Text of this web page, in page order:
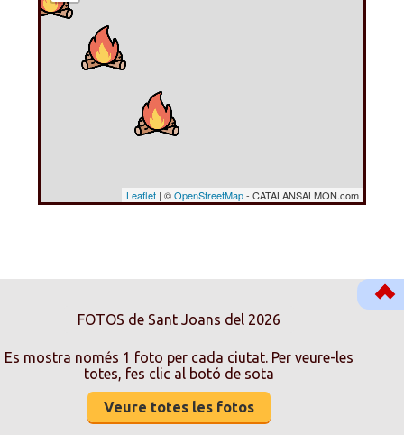
Leaflet | ©OpenStreetMap- CATALANSALMON.com
FOTOS de Sant Joans del 2026
Es mostra només 1 foto per cada ciutat. Per veure-les
totes, fes clic al botó de sota
Veure totes les fotos